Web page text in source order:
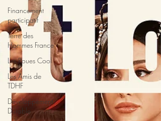
Financement
participatif
Terre des
Hommes France
Les Roues Cool
Les Amis de
TDHF
Développement
Durable